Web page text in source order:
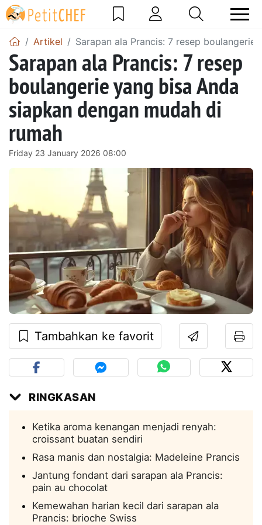
Artikel Sarapan ala Prancis: 7 resep
Sarapan ala Prancis: 7 resep
boulangerie yang bisa Anda
siapkan dengan mudah di
rumah
Friday 23 January 2026 08:00
Tambahkan ke favorit
RINGKASAN
Ketika aroma kenangan menjadi renyah:
croissant buatan sendiri
Rasa manis dan nostalgia: Madeleine Prancis
Jantung fondant dari sarapan ala Prancis:
pain au chocolat
Kemewahan harian kecil dari sarapan ala
Prancis: brioche Swiss